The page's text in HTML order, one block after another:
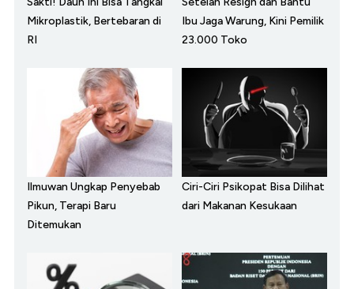
Mikroplastik, Bertebaran di
RI
Ibu Jaga Warung, Kini Pemilik
23.000 Toko
Ilmuwan Ungkap Penyebab
Pikun, Terapi Baru
Ditemukan
Ciri-Ciri Psikopat Bisa Dilihat
dari Makanan Kesukaan